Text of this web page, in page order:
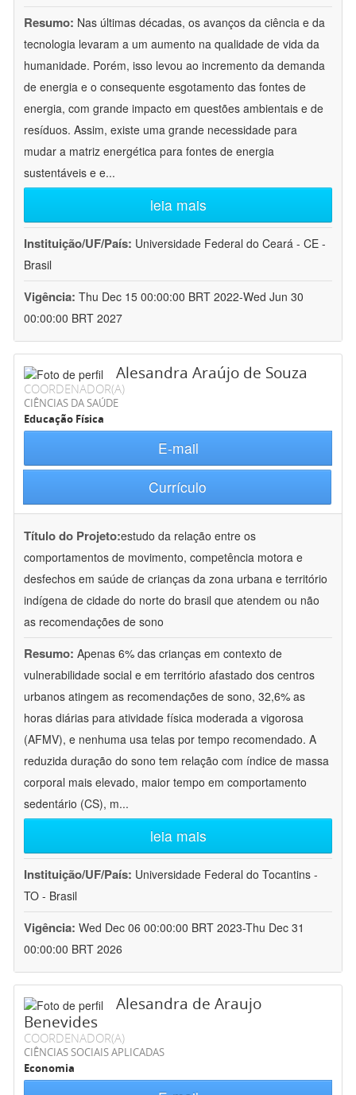
Resumo: Nas últimas décadas, os avanços da ciência e da
tecnologia levaram a um aumento na qualidade de vida da
humanidade. Porém, isso levou ao incremento da demanda
de energia e o consequente esgotamento das fontes de
energia, com grande impacto em questões ambientais e de
resíduos. Assim, existe uma grande necessidade para
mudar a matriz energética para fontes de energia
sustentáveis e e...
leia mais
Instituição/UF/País: Universidade Federal do Ceará - CE -
Brasil
Vigência: Thu Dec 15 00:00:00 BRT 2022-Wed Jun 30
00:00:00 BRT 2027
Alesandra Araújo de Souza
COORDENADOR(A)
CIÊNCIAS DA SAÚDE
Educação Física
E-mail
Currículo
Título do Projeto:estudo da relação entre os
comportamentos de movimento, competência motora e
desfechos em saúde de crianças da zona urbana e território
indígena de cidade do norte do brasil que atendem ou não
as recomendações de sono
Resumo: Apenas 6% das crianças em contexto de
vulnerabilidade social e em território afastado dos centros
urbanos atingem as recomendações de sono, 32,6% as
horas diárias para atividade física moderada a vigorosa
(AFMV), e nenhuma usa telas por tempo recomendado. A
reduzida duração do sono tem relação com índice de massa
corporal mais elevado, maior tempo em comportamento
sedentário (CS), m...
leia mais
Instituição/UF/País: Universidade Federal do Tocantins -
TO - Brasil
Vigência: Wed Dec 06 00:00:00 BRT 2023-Thu Dec 31
00:00:00 BRT 2026
Alesandra de Araujo
Benevides
COORDENADOR(A)
CIÊNCIAS SOCIAIS APLICADAS
Economia